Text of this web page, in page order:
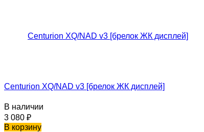
Centurion XQ/NAD v3 [брелок ЖК дисплей]
В наличии
3 080 ₽
В корзину